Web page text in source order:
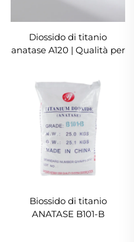
Diossido di titanio
anatase A120 | Qualità per
Biossido di titanio
ANATASE B101-B